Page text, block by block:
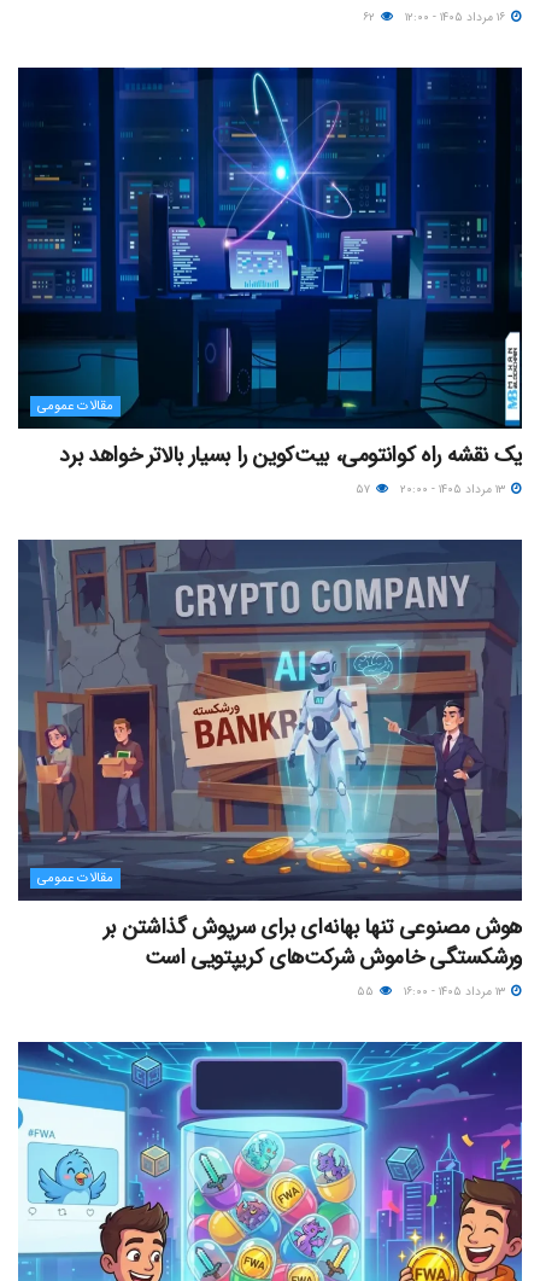
مقالات عمومی
یک نقشه راه کوانتومی، بیت‌کوین را بسیار بالاتر خواهد برد
مقالات عمومی
هوش مصنوعی تنها بهانه‌ای برای سرپوش گذاشتن بر
ورشکستگی خاموش شرکت‌های کریپتویی است